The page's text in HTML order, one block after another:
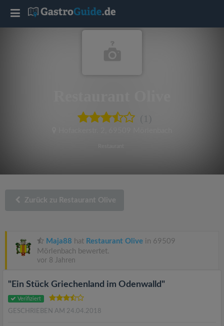
(1)
Zurück zu Restaurant Olive
Maja88 hat Restaurant Olive in 69509
Mörlenbach bewertet.
vor 8 Jahren
"Ein Stück Griechenland im Odenwalld"
Verifiziert
GESCHRIEBEN AM 24.04.2018
T
i
a